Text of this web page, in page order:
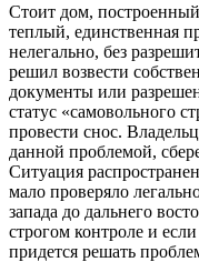
Стоит дом,
теплый, единственная
нелегально, без
решил возвести
документы или
статус «самовольного
провести снос.
данной проблемой,
Ситуация
мало проверяло
запада до дальнего
строгом контроле и
придется решать